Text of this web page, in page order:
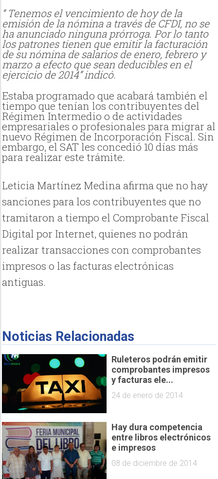
“ Tenemos el vencimiento de hoy de la
emisión de la nómina a través de CFDI, no se
ha anunciado ninguna prórroga. Por lo tanto
los patrones tienen que emitir la facturación
de su nómina de salarios de enero, febrero y
marzo a efecto que sean deducibles en el
ejercicio de 2014” indicó.
Estaba programado que acabará también el
tiempo que tenían los contribuyentes del
Régimen Intermedio o de actividades
empresariales o profesionales para migrar al
nuevo Régimen de Incorporación Fiscal. Sin
embargo, el SAT les concedió 10 días más
para realizar este trámite.
Leticia Martínez Medina afirma que no hay
sanciones para los contribuyentes que no
tramitaron a tiempo el Comprobante Fiscal
Digital por Internet, quienes no podrán
realizar transacciones con comprobantes
impresos o las facturas electrónicas
antiguas.
Noticias Relacionadas
Ruleteros podrán emitir
comprobantes impresos
y facturas ele...
24 de enero de 2014
Hay dura competencia
entre libros electrónicos
e impresos
08 de diciembre de 2014